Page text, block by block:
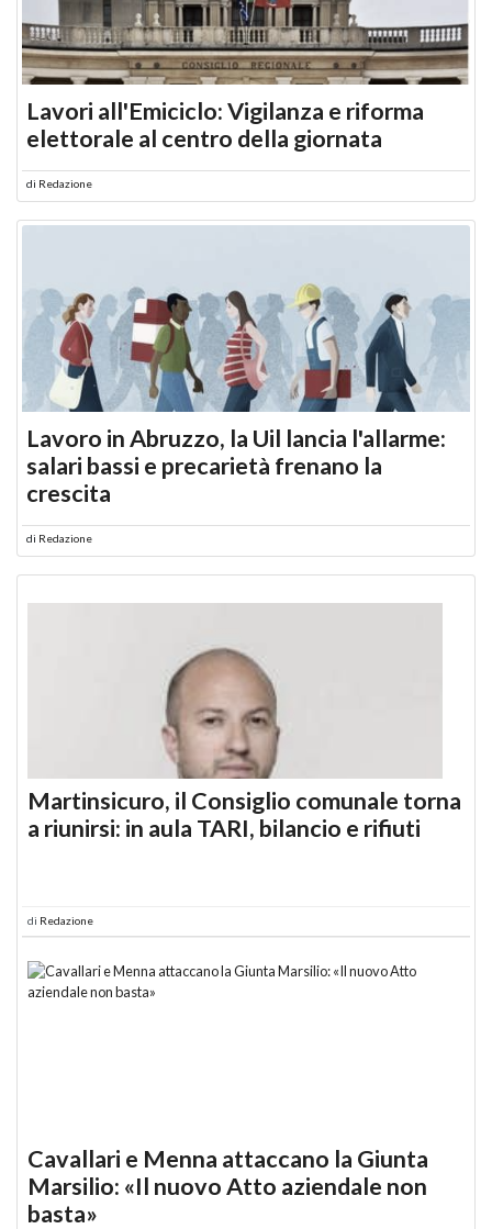
Lavori all'Emiciclo: Vigilanza e riforma
elettorale al centro della giornata
di Redazione
Lavoro in Abruzzo, la Uil lancia l'allarme:
salari bassi e precarietà frenano la
crescita
di Redazione
Martinsicuro, il Consiglio comunale torna
a riunirsi: in aula TARI, bilancio e rifiuti
di Redazione
Cavallari e Menna attaccano la Giunta
Marsilio: «Il nuovo Atto aziendale non
basta»